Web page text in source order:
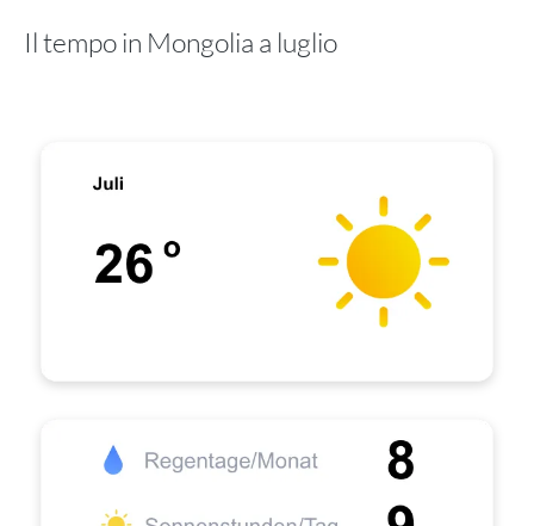
Il tempo in Mongolia a luglio